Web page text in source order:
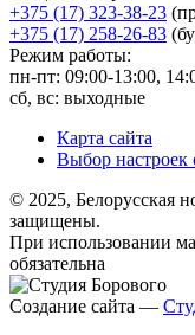
+375 (17) 323-38-23
+375 (17) 258-26-83
Режим работы:
пн-пт: 09:00-13:00,
сб, вс: выходные
Карта сайта
Выбор настроек
© 2025, Белорусская
защищены.
При использовании
обязательна
Создание сайта —